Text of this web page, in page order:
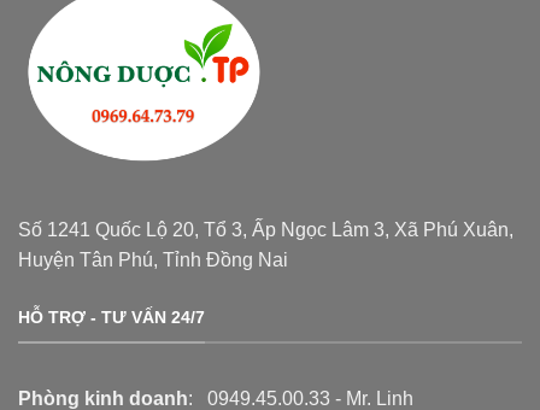
Số 1241 Quốc Lộ 20, Tổ 3, Ấp Ngọc Lâm 3, Xã Phú Xuân,
Huyện Tân Phú, Tỉnh Đồng Nai
HỖ TRỢ - TƯ VẤN 24/7
Phòng kinh doanh: 0949.45.00.33 - Mr. Linh